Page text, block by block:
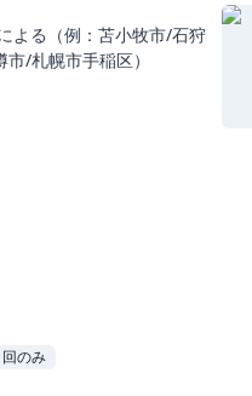
よる（例：苫小牧市/石狩
/札幌市手稲区）
のみ